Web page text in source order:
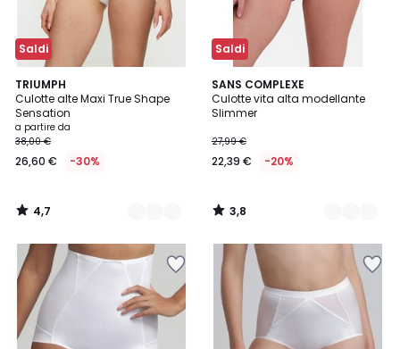
Saldi
TRIUMPH
Culotte alte Maxi True Shape
Sensation
a partire da
38,00 €
26,60 € -30%
4,7
/ 5
3
Colori
4,7
/
Saldi
SANS COMPLEXE
Culotte vita alta modellante
Slimmer
27,99 €
22,39 € -20%
3,8
/ 5
2
Colori
3,8
/